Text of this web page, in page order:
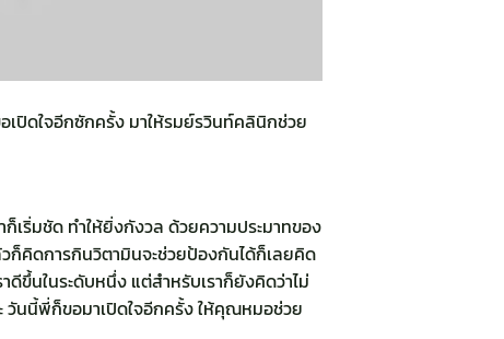
ปิดใจอีกซักครั้ง มาให้รมย์รวินท์คลินิกช่วย
เริ่มชัด ทำให้ยิ่งกังวล ด้วยความประมาทของ
ก็คิดการกินวิตามินจะช่วยป้องกันได้ก็เลยคิด
ดีขึ้นในระดับหนึ่ง แต่สำหรับเราก็ยังคิดว่าไม่
วันนี้พี่ก็ขอมาเปิดใจอีกครั้ง ให้คุณหมอช่วย